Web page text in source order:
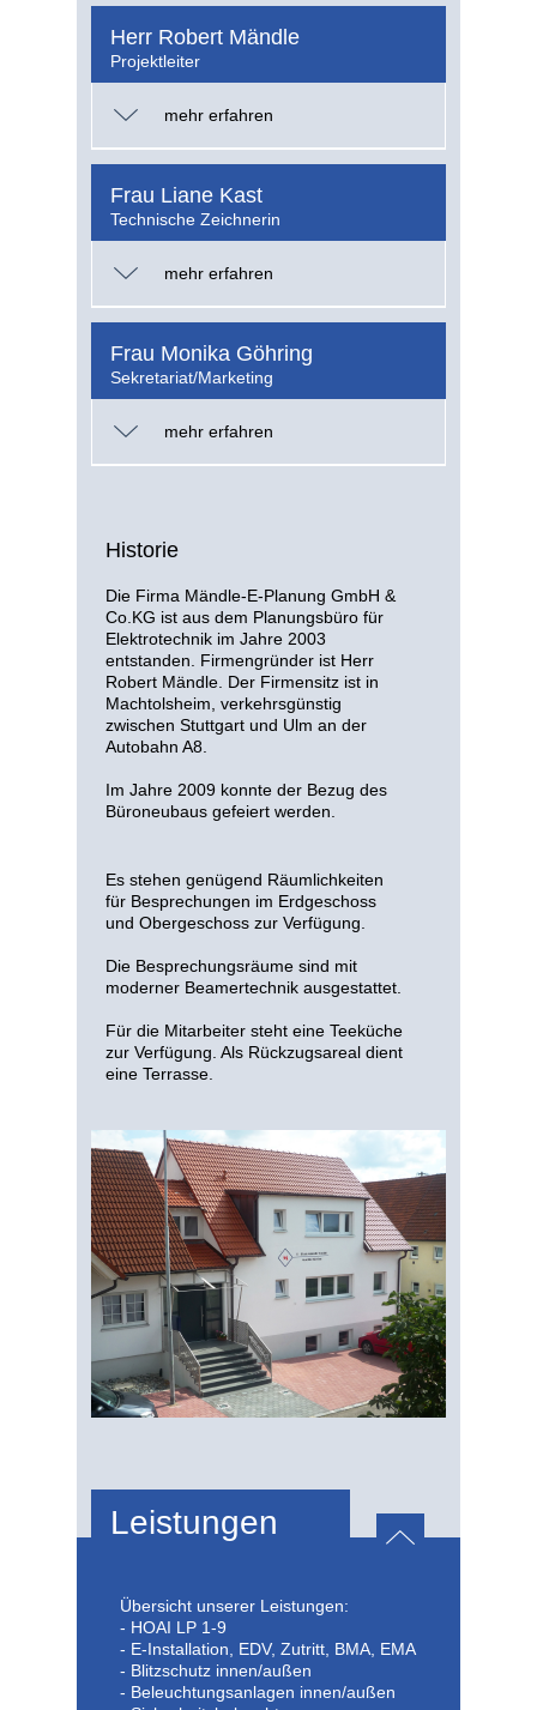
Herr Robert Mändle
Projektleiter
mehr erfahren
Frau Liane Kast
Technische Zeichnerin
mehr erfahren
Frau Monika Göhring
Sekretariat/Marketing
mehr erfahren
Historie
Die Firma Mändle-E-Planung GmbH &
Co.KG ist aus dem Planungsbüro für
Elektrotechnik im Jahre 2003
entstanden. Firmengründer ist Herr
Robert Mändle. Der Firmensitz ist in
Machtolsheim, verkehrsgünstig
zwischen Stuttgart und Ulm an der
Autobahn A8.
Im Jahre 2009 konnte der Bezug des
Büroneubaus gefeiert werden.
Es stehen genügend Räumlichkeiten
für Besprechungen im Erdgeschoss
und Obergeschoss zur Verfügung.
Die Besprechungsräume sind mit
moderner Beamertechnik ausgestattet.
Für die Mitarbeiter steht eine Teeküche
zur Verfügung. Als Rückzugsareal dient
eine Terrasse.
Leistungen
Übersicht unserer Leistungen:
- HOAI LP 1-9
- E-Installation, EDV, Zutritt, BMA, EMA
- Blitzschutz innen/außen
- Beleuchtungsanlagen innen/außen